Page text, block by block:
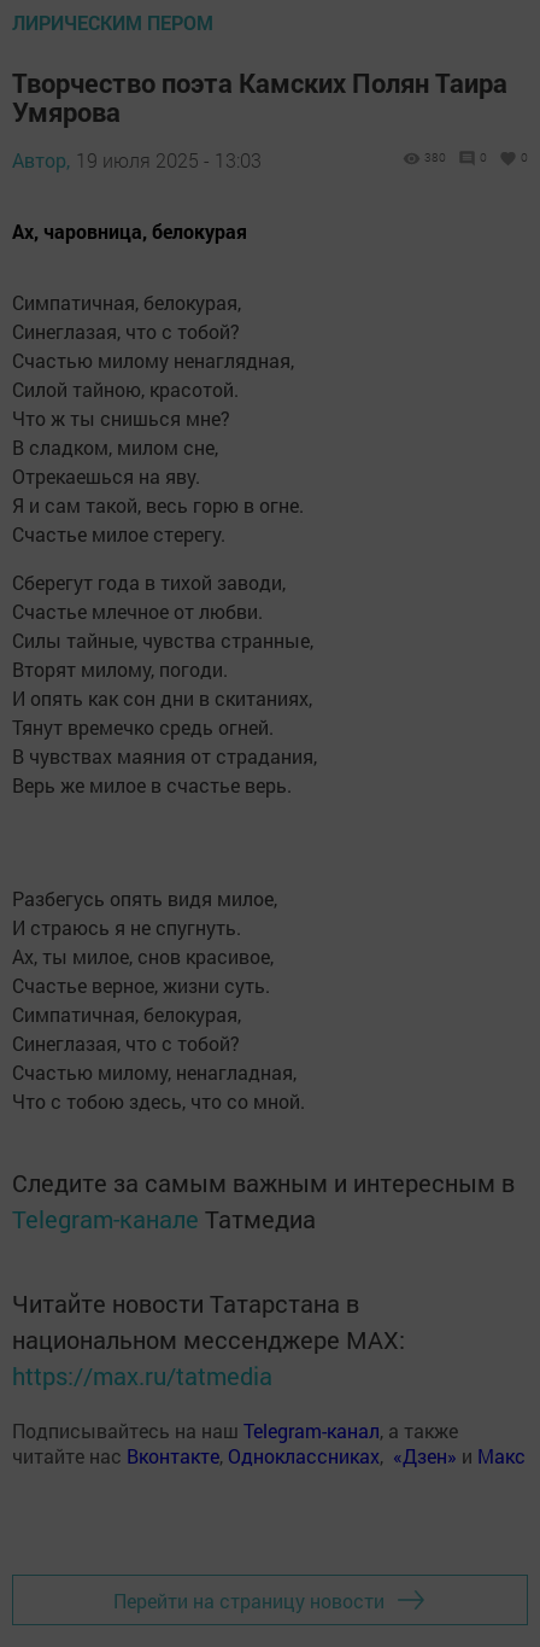
ЛИРИЧЕСКИМ ПЕРОМ
Творчество поэта Камских Полян Таира
Умярова
Автор, 19 июля 2025 - 13:03 380 0 0
Ах, чаровница, белокурая
Симпатичная, белокурая,
Синеглазая, что с тобой?
Счастью милому ненаглядная,
Силой тайною, красотой.
Что ж ты снишься мне?
В сладком, милом сне,
Отрекаешься на яву.
Я и сам такой, весь горю в огне.
Счастье милое стерегу.
Сберегут года в тихой заводи,
Счастье млечное от любви.
Силы тайные, чувства странные,
Вторят милому, погоди.
И опять как сон дни в скитаниях,
Тянут времечко средь огней.
В чувствах маяния от страдания,
Верь же милое в счастье верь.
Разбегусь опять видя милое,
И страюсь я не спугнуть.
Ах, ты милое, снов красивое,
Счастье верное, жизни суть.
Симпатичная, белокурая,
Синеглазая, что с тобой?
Счастью милому, ненагладная,
Что с тобою здесь, что со мной.
Следите за самым важным и интересным в
Telegram-канале Татмедиа
Читайте новости Татарстана в
национальном мессенджере MАХ:
https://max.ru/tatmedia
Подписывайтесь на наш Telegram-канал, а также
читайте нас Вконтакте, Одноклассниках, «Дзен» и Макс
Перейти на страницу новости